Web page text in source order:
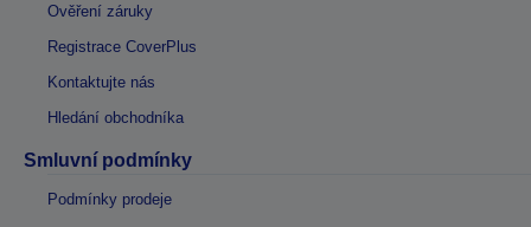
Ověření záruky
Registrace CoverPlus
Kontaktujte nás
Hledání obchodníka
Smluvní podmínky
Podmínky prodeje